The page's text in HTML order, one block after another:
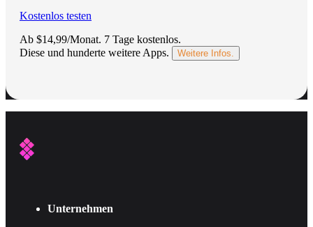
Kostenlos testen
Ab $14,99/Monat. 7 Tage kostenlos.
Diese und hunderte weitere Apps.
Weitere Infos.
Unternehmen